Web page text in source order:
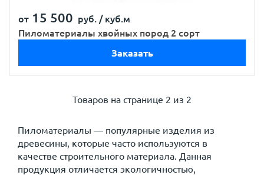
от 15 500 руб. / куб.м
Пиломатериалы хвойных пород 2 сорт
Заказать
Товаров на странице 2 из 2
Пиломатериалы — популярные изделия из
древесины, которые часто используются в
качестве строительного материала. Данная
продукция отличается экологичностью,